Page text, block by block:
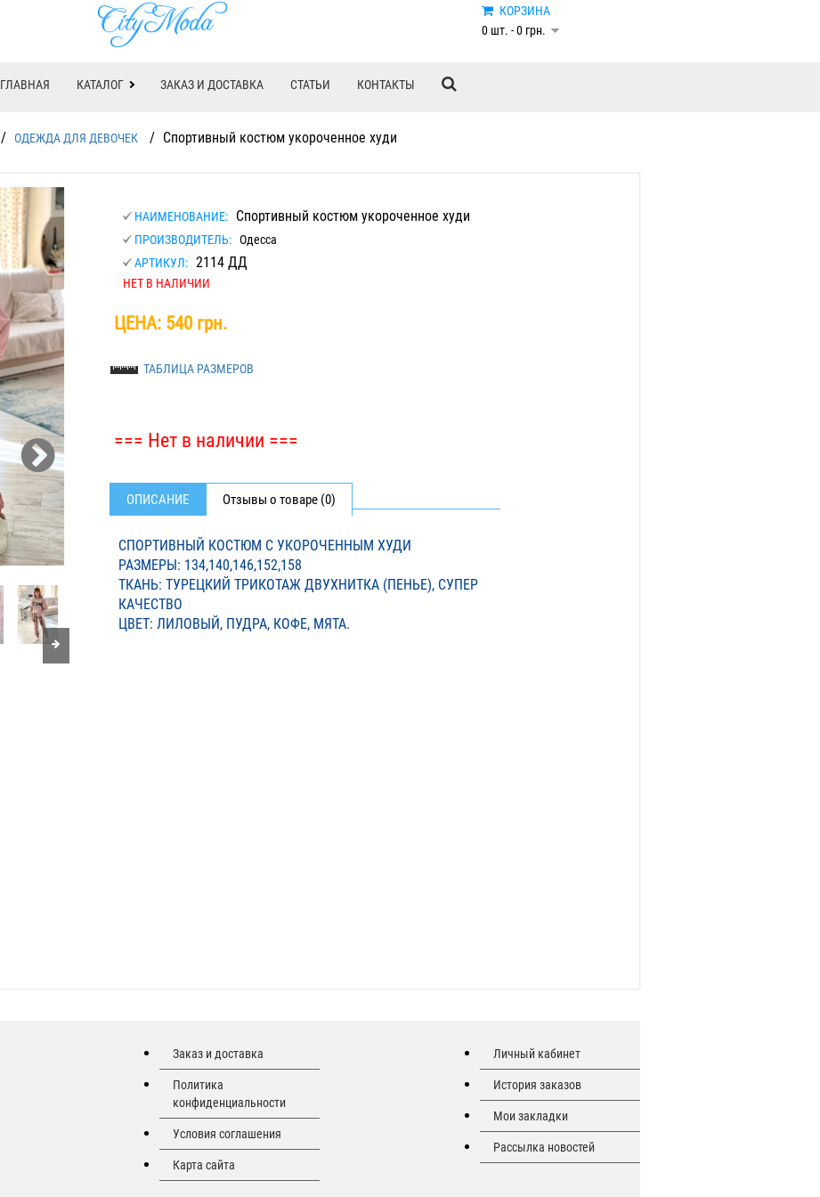
КОРЗИНА
0 шт. - 0 грн.
ГЛАВНАЯ КАТАЛОГ ЗАКАЗ И ДОСТАВКА СТАТЬИ КОНТАКТЫ
/ ОДЕЖДА ДЛЯ ДЕВОЧЕК / Спортивный костюм укороченное худи
НАИМЕНОВАНИЕ: Спортивный костюм укороченное худи
ПРОИЗВОДИТЕЛЬ: Одесса
АРТИКУЛ: 2114 ДД
НЕТ В НАЛИЧИИ
ЦЕНА: 540 грн.
ТАБЛИЦА РАЗМЕРОВ
=== Нет в наличии ===
ОПИСАНИЕ Отзывы о товаре (0)
СПОРТИВНЫЙ КОСТЮМ С УКОРОЧЕННЫМ ХУДИ
РАЗМЕРЫ: 134,140,146,152,158
ТКАНЬ: ТУРЕЦКИЙ ТРИКОТАЖ ДВУХНИТКА (ПЕНЬЕ), СУПЕР
КАЧЕСТВО
ЦВЕТ: ЛИЛОВЫЙ, ПУДРА, КОФЕ, МЯТА.
Заказ и доставка
Политика
конфиденциальности
Условия соглашения
Карта сайта
Личный кабинет
История заказов
Мои закладки
Рассылка новостей